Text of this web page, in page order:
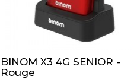
BINOM X3 4G SENIOR -
Rouge